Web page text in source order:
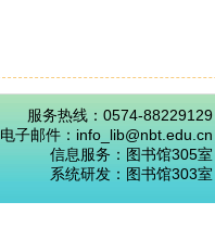
服务热线：0574-88229129
电子邮件：info_lib@nbt.edu.cn
信息服务：图书馆305室
系统研发：图书馆303室